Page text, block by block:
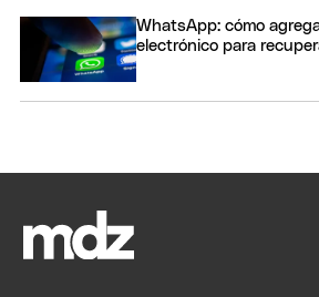
WhatsApp: cómo
electrónico para